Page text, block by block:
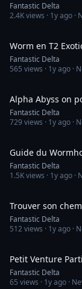
Fantastic Delta
2.4Kviews · 1y ago ·
Worm en T2
Fantastic Delta
565 views · 1y ago ·
Alpha Abyss on
Fantastic Delta
729views · 1y ago ·
Fantastic Delta
1.5Kviews · 1y ago ·
Trouver son
Fantastic Delta
512views · 1y ago ·
Petit Venture
Fantastic Delta
65 views · 1y ago ·